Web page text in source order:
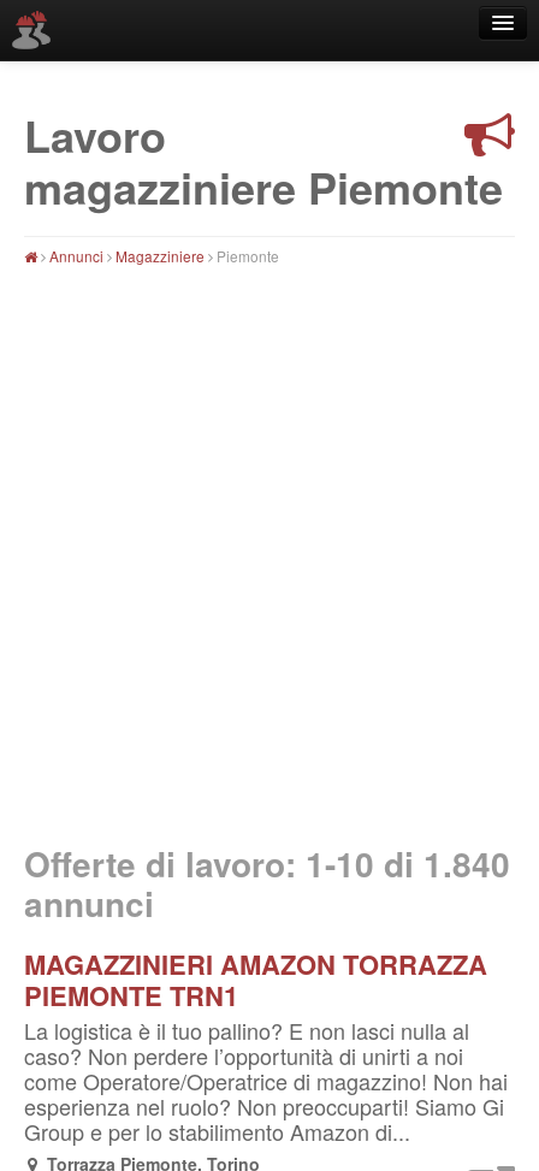
Località
Lavoro
magazziniere Piemonte
Annunci Magazziniere Piemonte
Offerte di lavoro: 1-10 di 1.840
annunci
MAGAZZINIERI AMAZON TORRAZZA
PIEMONTE TRN1
La logistica è il tuo pallino? E non lasci nulla al
caso? Non perdere l’opportunità di unirti a noi
come Operatore/Operatrice di magazzino! Non hai
esperienza nel ruolo? Non preoccuparti! Siamo Gi
Group e per lo stabilimento Amazon di...
Torrazza Piemonte, Torino